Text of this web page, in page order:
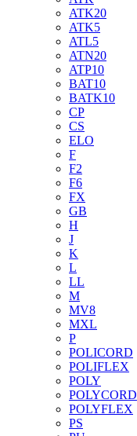
ATK20
ATK5
ATL5
ATN20
ATP10
BAT10
BATK10
CP
CS
ELO
F
F2
F6
FX
GB
H
J
K
L
LL
M
MV8
MXL
P
POLICORD
POLIFLEX
POLY
POLYCORD
POLYFLEX
PS